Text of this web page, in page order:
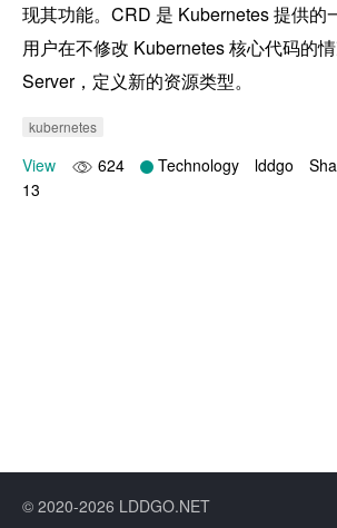
现其功能。CRD 是 Kubernetes 提供的
用户在不修改 Kubernetes 核心代码的
Server，定义新的资源类型。
kubernetes
View 624 Technology lddgo
13
© 2020-2026 LDDGO.NET